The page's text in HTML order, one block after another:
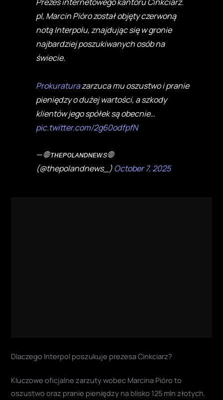
pl, Marcin Pióro został objęty czerwoną
notą Interpolu, znajdując się w gronie
najbardziej poszukiwanych osób na
świecie.
Prokuraturazarzuca mu oszustwo i pranie
pieniędzy o dużej wartości, a szkody
klientów jego spółek są obecnie…
pic.twitter.com/2g60odfpfN
— 🌐 ᴛʜᴇᴘᴏʟᴀɴᴅɴᴇᴡs 🌐
(@thepolandnews_)October 7, 2025
Dlaczego Interpol poszukuje prezesa Cinkciarz?
Kluczowe oficjalne zarzuty wobec Marcina Pióro to
oszustwo oraz pranie pieniędzy na blisko 125 mln złotych.